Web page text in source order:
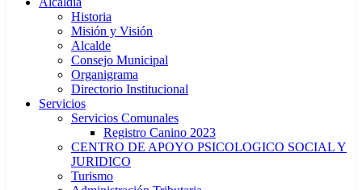
Historia
Misión y Visión
Alcalde
Consejo Municipal
Organigrama
Directorio Institucional
Servicios
Servicios Comunales
Registro Canino 2023
CENTRO DE APOYO PSICOLOGICO SOCIAL Y
JURIDICO
Turismo